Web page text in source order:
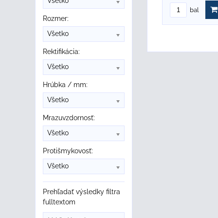
bal
Rozmer:
Všetko
Rektifikácia:
Všetko
Hrúbka / mm:
Všetko
Mrazuvzdornosť:
Všetko
Protišmykovosť:
Všetko
Prehľadať výsledky filtra
fulltextom